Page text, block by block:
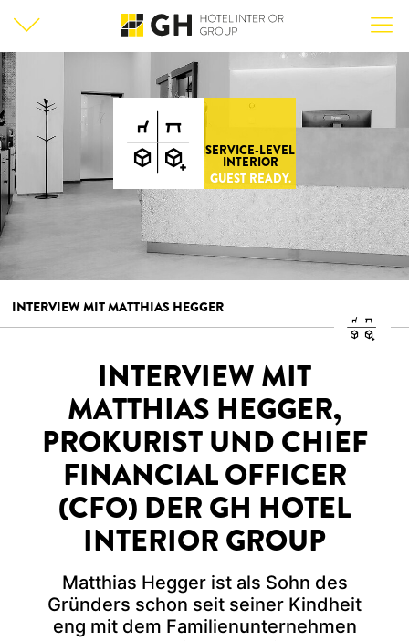
SERVICE-LEVEL
INTERIOR
GUEST READY.
INTERVIEW MIT MATTHIAS HEGGER
INTERVIEW MIT
MATTHIAS HEGGER,
PROKURIST UND CHIEF
FINANCIAL OFFICER
(CFO) DER GH HOTEL
INTERIOR GROUP
Matthias Hegger ist als Sohn des
Gründers schon seit seiner Kindheit
eng mit dem Familienunternehmen